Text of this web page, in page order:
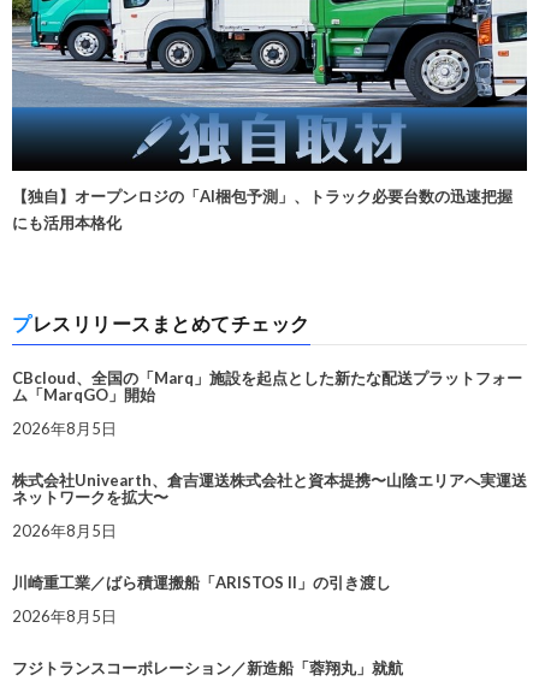
【独自】オープンロジの「AI梱包予測」、トラック必要台数の迅速把握
にも活用本格化
プレスリリースまとめてチェック
CBcloud、全国の「Marq」施設を起点とした新たな配送プラットフォー
ム「MarqGO」開始
2026年8月5日
株式会社Univearth、倉吉運送株式会社と資本提携〜山陰エリアへ実運送
ネットワークを拡大〜
2026年8月5日
川崎重工業／ばら積運搬船「ARISTOS II」の引き渡し
2026年8月5日
フジトランスコーポレーション／新造船「蓉翔丸」就航